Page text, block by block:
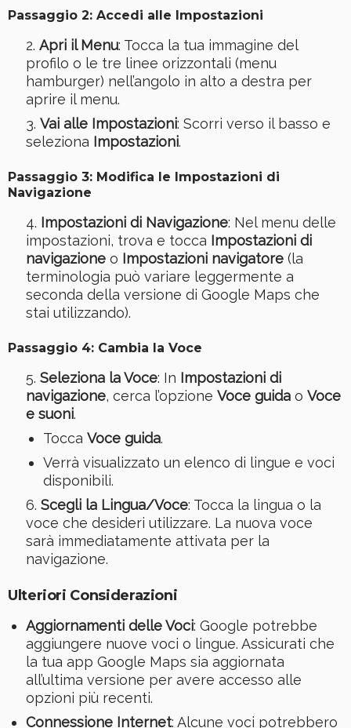
Passaggio 2: Accedi alle Impostazioni
Apri il Menu: Tocca la tua immagine del
profilo o le tre linee orizzontali (menu
hamburger) nell’angolo in alto a destra per
aprire il menu.
Vai alle Impostazioni: Scorri verso il basso e
seleziona Impostazioni.
Passaggio 3: Modifica le Impostazioni di
Navigazione
Impostazioni di Navigazione: Nel menu delle
impostazioni, trova e tocca Impostazioni di
navigazioneo Impostazioni navigatore(la
terminologia può variare leggermente a
seconda della versione di Google Maps che
stai utilizzando).
Passaggio 4: Cambia la Voce
Seleziona la Voce: In Impostazioni di
navigazione, cerca l’opzione Voce guidao Voce
e suoni.
Tocca Voce guida.
Verrà visualizzato un elenco di lingue e voci
disponibili.
Scegli la Lingua/Voce: Tocca la lingua o la
voce che desideri utilizzare. La nuova voce
sarà immediatamente attivata per la
navigazione.
Ulteriori Considerazioni
Aggiornamenti delle Voci: Google potrebbe
aggiungere nuove voci o lingue. Assicurati che
la tua app Google Maps sia aggiornata
all’ultima versione per avere accesso alle
opzioni più recenti.
Connessione Internet: Alcune voci potrebbero